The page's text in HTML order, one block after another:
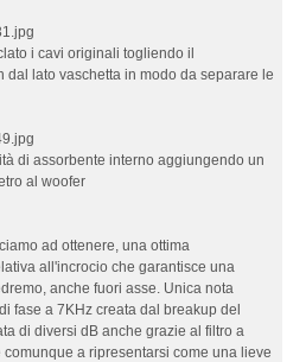
i cavi originali togliendo il
dal lato vaschetta in modo da separare le
di assorbente interno aggiungendo un
al woofer
ad ottenere, una ottima
all'incrocio che garantisce una
anche fuori asse. Unica nota
fase a 7KHz creata dal breakup del
di diversi dB anche grazie al filtro a
comunque a ripresentarsi come una lieve